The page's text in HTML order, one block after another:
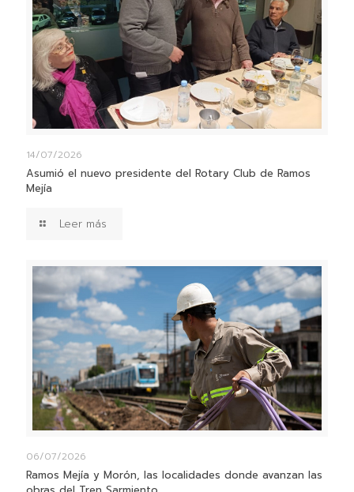
14/07/2026
Asumió el nuevo presidente del Rotary Club de Ramos
Mejía
Leer más
06/07/2026
Ramos Mejía y Morón, las localidades donde avanzan las